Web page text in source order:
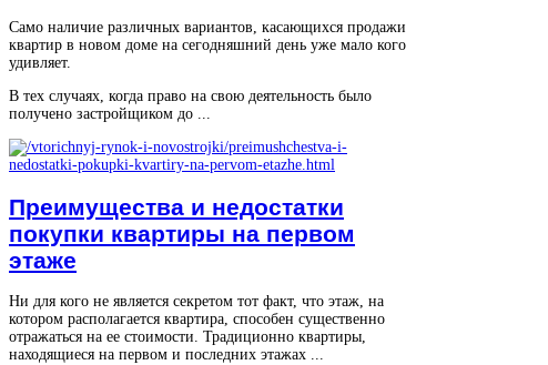
Само наличие различных вариантов, касающихся продажи
квартир в новом доме на сегодняшний день уже мало кого
удивляет.
В тех случаях, когда право на свою деятельность было
получено застройщиком до ...
Преимущества и недостатки
покупки квартиры на первом
этаже
Ни для кого не является секретом тот факт, что этаж, на
котором располагается квартира, способен существенно
отражаться на ее стоимости. Традиционно квартиры,
находящиеся на первом и последних этажах ...